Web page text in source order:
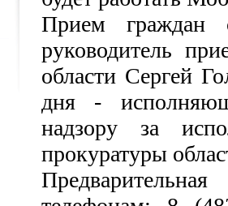
Прием граждан
руководитель
области Сергей
дня -
надзору за
прокуратуры